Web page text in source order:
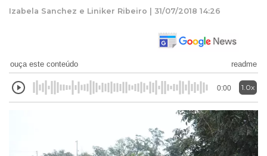
Izabela Sanchez e Liniker Ribeiro | 31/07/2018 14:26
ouça este conteúdo readme
0:00 1.0x